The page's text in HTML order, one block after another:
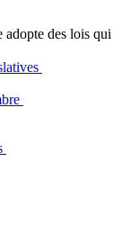
des lois